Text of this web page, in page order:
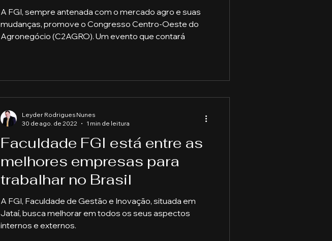
A FGI, sempre antenada com o mercado agro e suas
mudanças, promove o Congresso Centro-Oeste do
Agronegócio (C2AGRO). Um evento que contará
Faculdade FGI está entre as
melhores empresas para
trabalhar no Brasil
A FGI, Faculdade de Gestão e Inovação, situada em
Jataí, busca melhorar em todos os seus aspectos
internos e externos.
Leyder Rodrigues Nunes
30 de ago. de 2022
1 min de leitura